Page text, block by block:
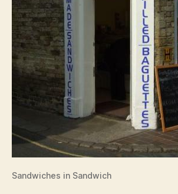
Sandwiches in Sandwich